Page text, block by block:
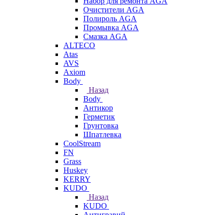
Очистители AGA
Полироль AGA
Промывка AGA
Смазка AGA
ALTECO
Atas
AVS
Axiom
Body
Назад
Body
Антикор
Герметик
Грунтовка
Шпатлевка
CoolStream
FN
Grass
Huskey
KERRY
KUDO
Назад
KUDO